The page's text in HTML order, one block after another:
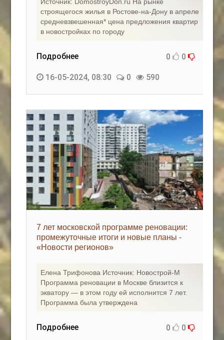
строящегося жилья в Ростове-на-Дону в апреле
средневзвешенная* цена предложения квартир
в новостройках по городу
Подробнее 0 0
16-05-2024, 08:30 0 590
7 лет московской программе реновации:
промежуточные итоги и новые планы -
«Новости регионов»
Елена Трифонова Источник: Новострой-М
Программа реновации в Москве близится к
экватору — в этом году ей исполнится 7 лет.
Программа была утверждена
Подробнее 0 0